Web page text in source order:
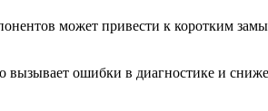
может привести к коротким
вызывает ошибки в диагностике и